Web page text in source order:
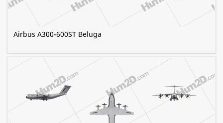
Airbus A300-600ST Beluga